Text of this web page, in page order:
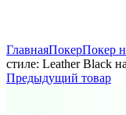
ГлавнаяПокерПокер
стиле: Leather Black
Предыдущий товар